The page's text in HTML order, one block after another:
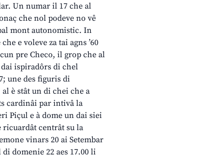
Un numar il 17 che al
che nol podeve no vê
mont autonomistic. In
e voleve za tai agns ’60
pre Checo, il grop che al
ispiradôrs di chel
une des figuris di
è stât un di chei che a
cardinâi par intivâ la
Piçul e à dome un dai siei
ricuardât centrât su la
vinars 20 ai Setembar
domenie 22 aes 17.00 li